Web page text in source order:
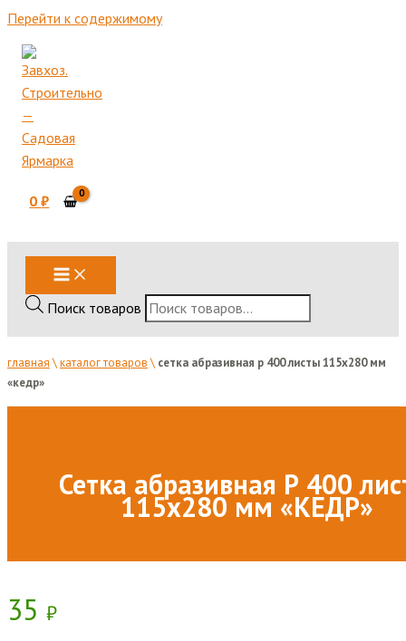
Перейти к содержимому
0₽
Поиск товаров
главная\каталог товаров\ сетка абразивная р 400 листы 115х280 мм
«кедр»
Сетка абразивная Р 400
115х280 мм «КЕДР»
35 ₽